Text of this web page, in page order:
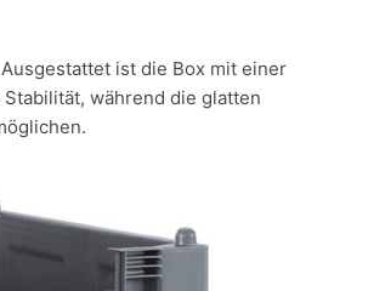
ist die Box mit einer
während die glatten